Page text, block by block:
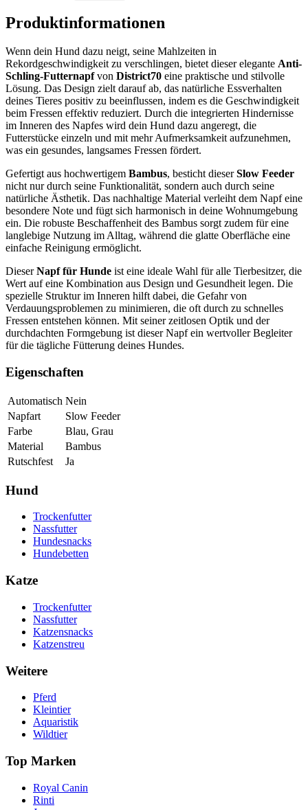
Produktinformationen
Wenn dein Hund dazu neigt, seine Mahlzeiten in
Rekordgeschwindigkeit zu verschlingen, bietet dieser elegante Anti-
Schling-Futternapfvon District70 eine praktische und stilvolle
Lösung. Das Design zielt darauf ab, das natürliche Essverhalten
deines Tieres positiv zu beeinflussen, indem es die Geschwindigkeit
beim Fressen effektiv reduziert. Durch die integrierten Hindernisse
im Inneren des Napfes wird dein Hund dazu angeregt, die
Futterstücke einzeln und mit mehr Aufmerksamkeit aufzunehmen,
was ein gesundes, langsames Fressen fördert.
Gefertigt aus hochwertigem Bambus, besticht dieserSlow Feeder
nicht nur durch seine Funktionalität, sondern auch durch seine
natürliche Ästhetik. Das nachhaltige Material verleiht dem Napf eine
besondere Note und fügt sich harmonisch in deine Wohnumgebung
ein. Die robuste Beschaffenheit des Bambus sorgt zudem für eine
langlebige Nutzung im Alltag, während die glatte Oberfläche eine
einfache Reinigung ermöglicht.
DieserNapf für Hunde ist eine ideale Wahl für alle Tierbesitzer, die
Wert auf eine Kombination aus Design und Gesundheit legen. Die
spezielle Struktur im Inneren hilft dabei, die Gefahr von
Verdauungsproblemen zu minimieren, die oft durch zu schnelles
Fressen entstehen können. Mit seiner zeitlosen Optik und der
durchdachten Formgebung ist dieser Napf ein wertvoller Begleiter
für die tägliche Fütterung deines Hundes.
Eigenschaften
Automatisch Nein
Napfart
Slow Feeder
Farbe
Blau, Grau
Material
Bambus
Rutschfest
Ja
Hund
Trockenfutter
Nassfutter
Hundesnacks
Hundebetten
Katze
Trockenfutter
Nassfutter
Katzensnacks
Katzenstreu
Weitere
Pferd
Kleintier
Aquaristik
Wildtier
Top Marken
Royal Canin
Rinti